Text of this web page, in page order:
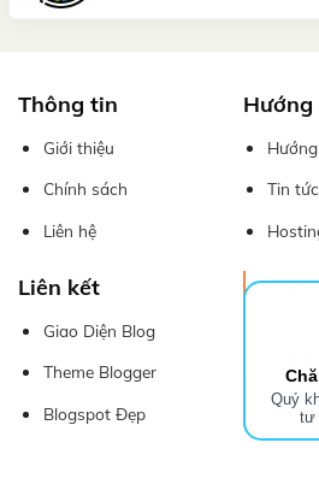
Thông tin
Giới thiệu
Chính sách
Liên hệ
Hướng
Tin
Liên kết
Giao Diện Blog
Theme Blogger
Blogspot Đẹp
-
Quý
tư